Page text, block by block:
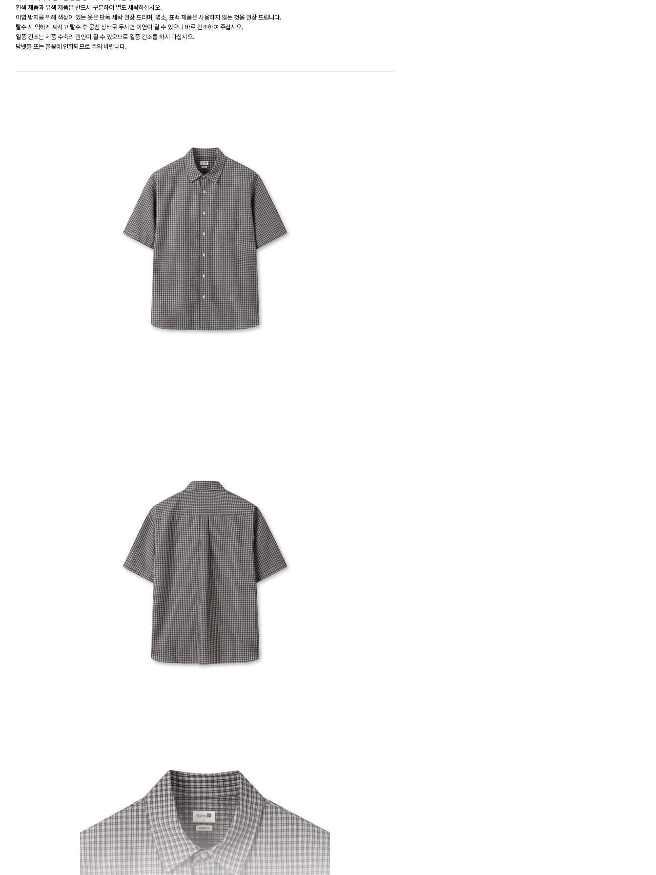
흰색 제품과 유색 제품은 반드시 구분하여 별도 세탁하십시오.
이염 방지를 위해 색상이 있는 옷은 단독 세탁 권장 드리며, 염소, 표백 제품은 사용하지 않는 것을 권장 드립니다.
탈수 시 약하게 짜시고 탈수 후 뭉친 상태로 두시면 이염이 될 수 있으니 바로 건조하여 주십시오.
열풍 건조는 제품 수축의 원인이 될 수 있으므로 열풍 건조를 하지 마십시오.
담뱃불 또는 불꽃에 인화되므로 주의 바랍니다.